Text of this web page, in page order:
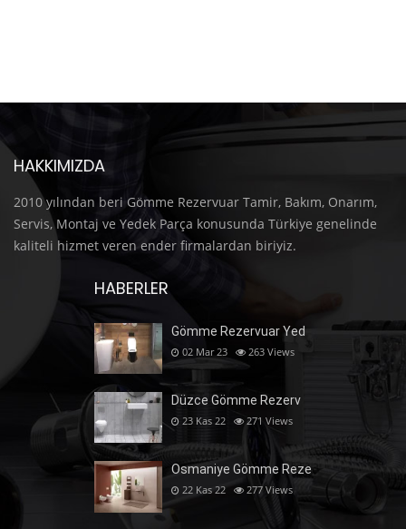
HAKKIMIZDA
2010 yılından beri Gömme Rezervuar Tamir, Bakım, Onarım,
Servis, Montaj ve Yedek Parça konusunda Türkiye genelinde
kaliteli hizmet veren ender firmalardan biriyiz.
HABERLER
Gömme Rezervuar Yed
02 Mar 23 263 Views
Düzce Gömme Rezerv
23 Kas 22 271 Views
Osmaniye Gömme Reze
22 Kas 22 277 Views